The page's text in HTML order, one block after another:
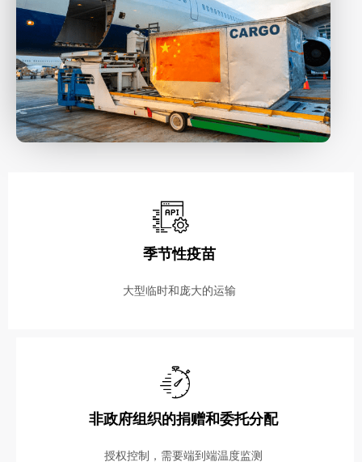
季节性疫苗
大型临时和庞大的运输
非政府组织的捐赠和委托分配
授权控制，需要端到端温度监测